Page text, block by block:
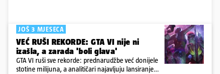
JOŠ 3 MJESECA
VEĆ RUŠI REKORDE: GTA VI nije ni
izašla, a zarada 'boli glava'
GTA VI ruši sve rekorde: prednarudžbe već donijele
stotine milijuna, a analitičari najavljuju lansiranje